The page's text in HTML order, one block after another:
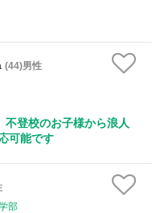
(44)男性
不登校のお子様から浪人
可能です
部